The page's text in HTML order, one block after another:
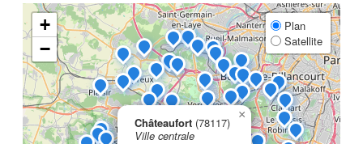
Châteaufort (78117)
Ville centrale
×
+
−
Plan
Satellite